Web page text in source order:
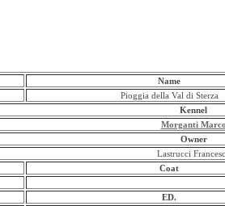
Name
Pioggia della Val di Sterza
Kennel
Morganti Marco
Owner
Lastrucci
Coat
ED.